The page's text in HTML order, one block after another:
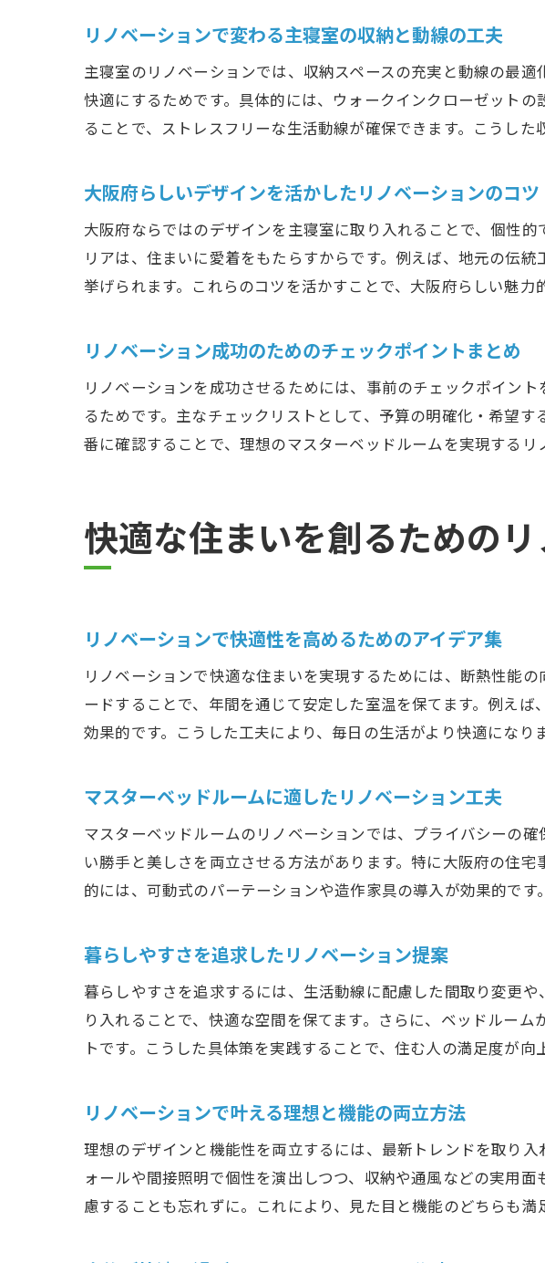
大阪府で理想
リノベーショ
マスターベッ
費用対効果抜群の
コストパフォ
マスターベッ
大阪府でお得
理想のマスターベ
リノベーショ
大阪府でのリ
リノベーショ
理想の住まい
大阪府で好評
リノベーショ
実際のリノベ
最新のデザインを
リノベーショ
大阪府のトレ
実際のリノベ
リノベーショ
リノベーションで変わる主寝室の収納と動線の工夫
主寝室のリノベーションでは、収納スペースの充実と動線の最
快適にするためです。具体的には、ウォークインクローゼット
ることで、ストレスフリーな生活動線が確保できます。こうし
大阪府らしいデザインを活かしたリノベーションのコツ
大阪府ならではのデザインを主寝室に取り入れることで、個性
リアは、住まいに愛着をもたらすからです。例えば、地元の伝
挙げられます。これらのコツを活かすことで、大阪府らしい魅力
リノベーション成功のためのチェックポイントまとめ
リノベーションを成功させるためには、事前のチェックポイン
るためです。主なチェックリストとして、予算の明確化・希望
番に確認することで、理想のマスターベッドルームを実現するリ
快適な住まいを創るための
リノベーションで快適性を高めるためのアイデア集
リノベーションで快適な住まいを実現するためには、断熱性能
ードすることで、年間を通じて安定した室温を保てます。例え
効果的です。こうした工夫により、毎日の生活がより快適になりま
マスターベッドルームに適したリノベーション工夫
マスターベッドルームのリノベーションでは、プライバシーの
い勝手と美しさを両立させる方法があります。特に大阪府の住
的には、可動式のパーテーションや造作家具の導入が効果的です。
暮らしやすさを追求したリノベーション提案
暮らしやすさを追求するには、生活動線に配慮した間取り変更
り入れることで、快適な空間を保てます。さらに、ベッドルー
トです。こうした具体策を実践することで、住む人の満足度が向
リノベーションで叶える理想と機能の両立方法
理想のデザインと機能性を両立するには、最新トレンドを取り
ォールや間接照明で個性を演出しつつ、収納や通風などの実用
慮することも忘れずに。これにより、見た目と機能のどちらも満